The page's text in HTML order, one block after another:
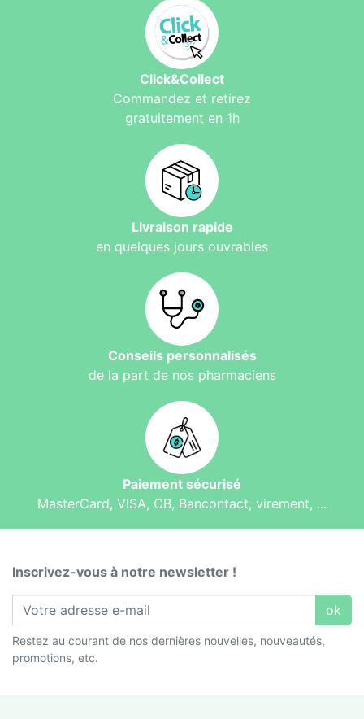
Click&Collect
Commandez et retirez
gratuitement en 1h
Livraison rapide
en quelques jours ouvrables
Conseils personnalisés
de la part de nos pharmaciens
Paiement sécurisé
MasterCard, VISA, CB, Bancontact, virement, ...
Inscrivez-vous à notre newsletter !
ok
Restez au courant de nos dernières nouvelles, nouveautés,
promotions, etc.